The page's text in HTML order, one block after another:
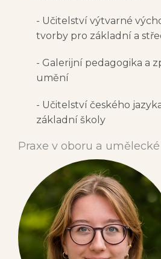
- Učitelství výtvarné
tvorby pro základní a
- Galerijní pedagogika a
umění
- Učitelství českého
základní školy
Praxe v oboru a